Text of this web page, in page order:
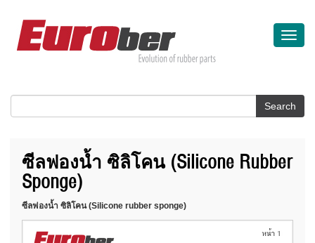
Toggle
ซีลฟองน้ำ ซิลิโคน (Silicone Rubber
Sponge)
ซีลฟองน้ำ ซิลิโคน (Silicone rubber sponge)